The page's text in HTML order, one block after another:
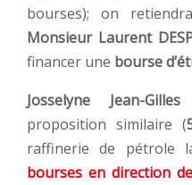
bourses); on
Monsieur Laurent
financer une bourse
Josselyne Jean-Gilles
proposition similaire (
raffinerie de pétrole
bourses en direction